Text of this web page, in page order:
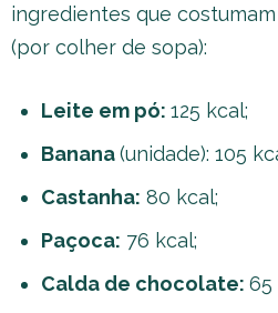
ingredientes que
(por colher de sopa):
Leite em pó: 125 kcal;
Banana(unidade): 105
Castanha: 80 kcal;
Paçoca: 76 kcal;
Calda de chocolate: 65